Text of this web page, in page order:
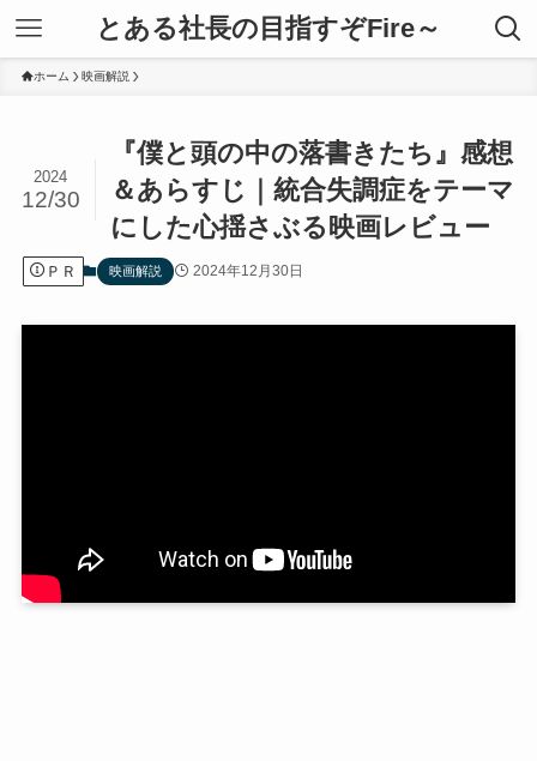
とある社長の目指すぞFire～
ホーム 映画解説
『僕と頭の中の落書きたち』感想
＆あらすじ｜統合失調症をテーマ
にした心揺さぶる映画レビュー
2024
12/30
ＰＲ 映画解説 2024年12月30日